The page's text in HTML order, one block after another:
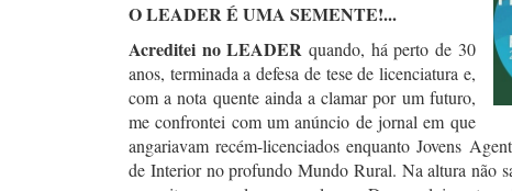
O LEADER É UMA SEMENTE!...
Acreditei no LEADER quando, há perto de 30
anos, terminada a defesa de tese de licenciatura e,
com a nota quente ainda a clamar por um futuro,
me confrontei com um anúncio de jornal em que
angariavam recém-licenciados enquanto Jovens
de Interior no profundo Mundo Rural. Na altura não